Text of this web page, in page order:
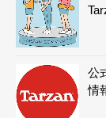
公
情